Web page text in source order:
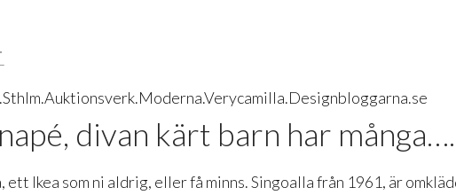
divan kärt barn har många….
ett Ikea som ni aldrig, eller få minns. Singoalla från 1961, är